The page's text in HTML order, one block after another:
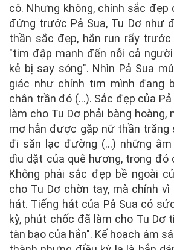
cô. Nhưng không, chính sắc đẹp
đứng trước Pả Sua, Tu Dơ như
thần sắc đẹp, hắn run rẩy
"tim đập mạnh đến nỗi cả
kẻ bị say sóng". Nhìn Pả Sua
giác như chính tim mình đang
chân trần đó (...). Sắc đẹp của
làm cho Tu Dơ phải bàng
mơ hắn được gặp nữ thần trăng
đi săn lạc đường (...) những
dìu dặt của quê hương, trong đó
Không phải sắc đẹp bề ngoài
cho Tu Dơ chờn tay, mà chính
hát. Tiếng hát của Pả Sua có
kỳ, phút chốc đã làm cho Tu Dơ
tàn bạo của hắn". Kế hoạch ám